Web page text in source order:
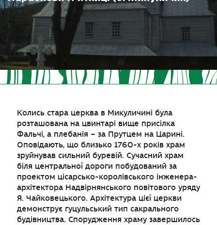
Колись стара церква в Микуличині була
розташована на цвинтарі вище присілка
Фальчі, а плебанія – за Прутцем на Царині.
Оповідають, що близько 1760-х років храм
зруйнував сильний буревій. Сучасний храм
біля центральної дороги побудований за
проектом цісарсько-королівського інженера-
архітектора Надвірнянського повітового уряду
Я. Чайковецького. Архітектура цієї церкви
демонструє гуцульський тип сакрального
будівництва. Спорудження храму завершилось